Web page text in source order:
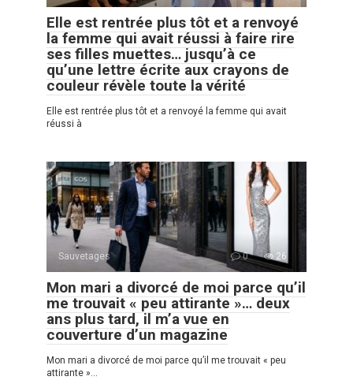
Elle est rentrée plus tôt et a renvoyé
la femme qui avait réussi à faire rire
ses filles muettes… jusqu’à ce
qu’une lettre écrite aux crayons de
couleur révèle toute la vérité
Elle est rentrée plus tôt et a renvoyé la femme qui avait
réussi à
Sauvetages 0 26
Mon mari a divorcé de moi parce qu’il
me trouvait « peu attirante »… deux
ans plus tard, il m’a vue en
couverture d’un magazine
Mon mari a divorcé de moi parce qu’il me trouvait « peu
attirante »…